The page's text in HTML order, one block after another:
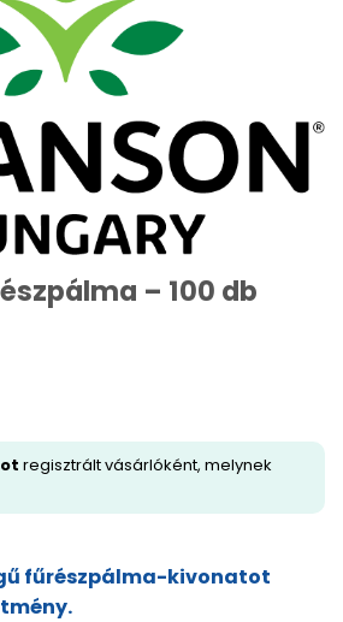
– 100 db
regisztrált vásárlóként, melynek
fűrészpálma-kivonatot